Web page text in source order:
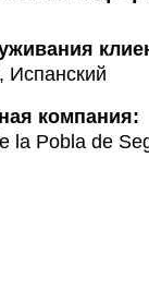
Испанский
компания:
la Pobla de